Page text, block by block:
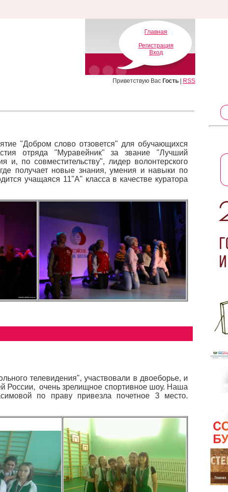
Главная
Регистрация
Вход
Приветствую Вас Гость| RSS
"Добром слово отзовется" для обучающихся
отряда "Муравейник" за звание "Лучший
и, по совместительству", лидер волонтерского
получает новые знания, умения и навыки по
учащаяся 11"А" класса в качестве куратора
телевидения", участвовали в двоеборье, и
России, очень зрелищное спортивное шоу. Наша
по праву привезла почетное 3 место.